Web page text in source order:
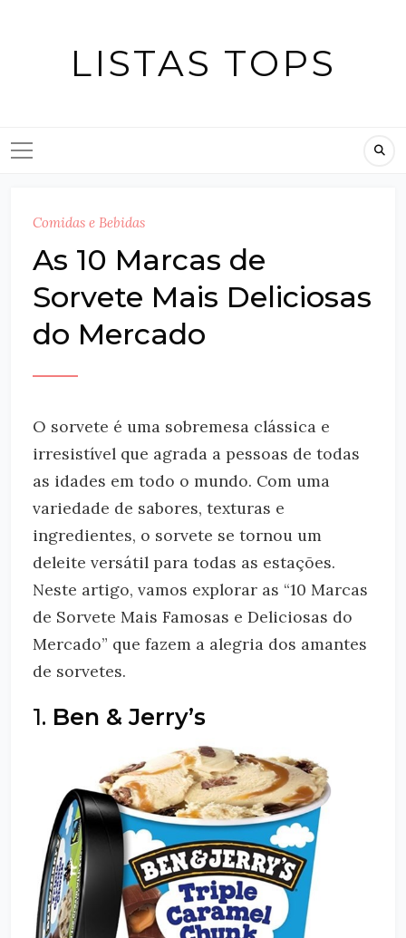
LISTAS TOPS
Comidas e Bebidas
As 10 Marcas de
Sorvete Mais Deliciosas
do Mercado
O sorvete é uma sobremesa clássica e
irresistível que agrada a pessoas de todas
as idades em todo o mundo. Com uma
variedade de sabores, texturas e
ingredientes, o sorvete se tornou um
deleite versátil para todas as estações.
Neste artigo, vamos explorar as “10 Marcas
de Sorvete Mais Famosas e Deliciosas do
Mercado” que fazem a alegria dos amantes
de sorvetes.
1. Ben & Jerry’s